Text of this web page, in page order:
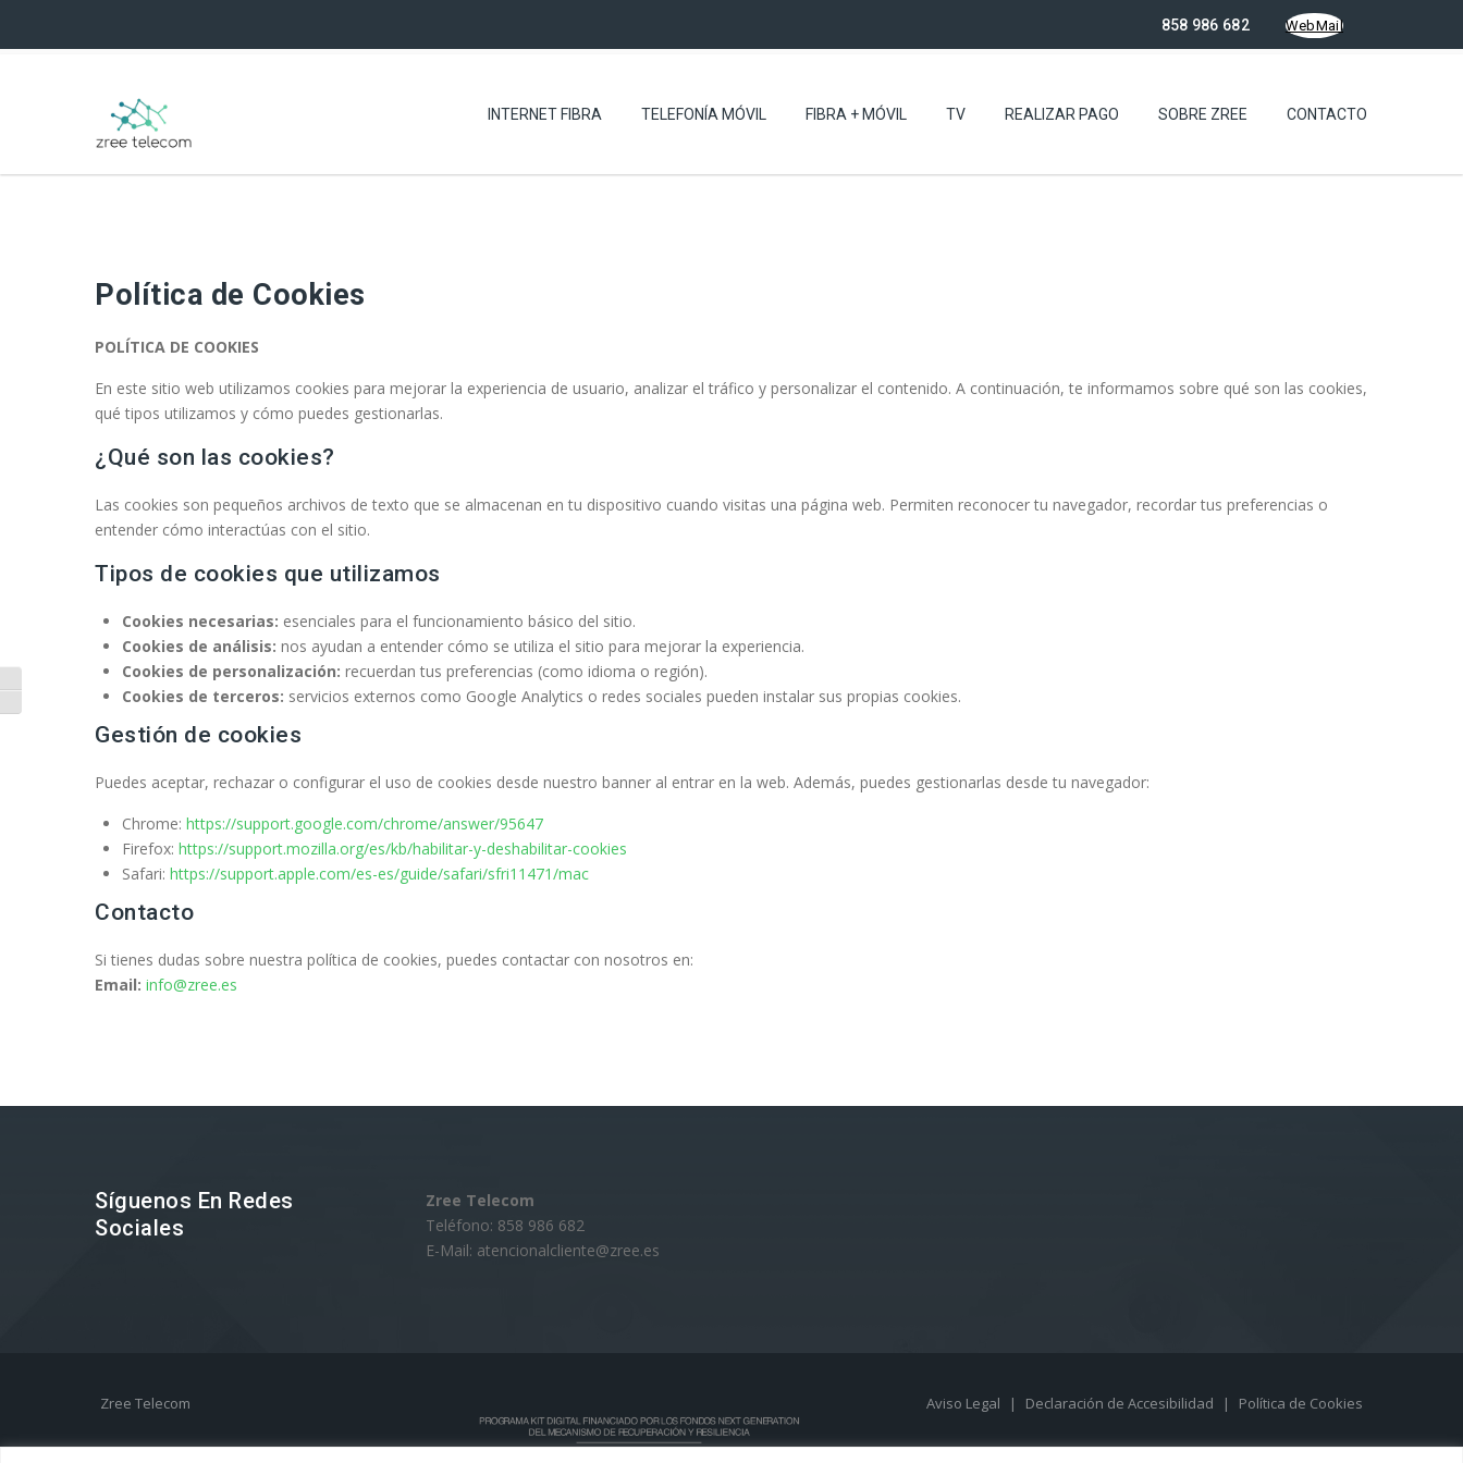
Alternar alto contraste
Alternar tamaño de letra
858 986 682 WebMail
INTERNET FIBRA TELEFONÍA MÓVIL FIBRA + MÓVIL TV REALIZAR PAGO SOBRE ZREE CONTACTO
Política de Cookies
POLÍTICA DE COOKIES
En este sitio web utilizamos cookies para mejorar la experiencia de usuario, analizar el tráfico y personalizar el contenido. A continuación, te informamos sobre qué son las cookies,
qué tipos utilizamos y cómo puedes gestionarlas.
¿Qué son las cookies?
Las cookies son pequeños archivos de texto que se almacenan en tu dispositivo cuando visitas una página web. Permiten reconocer tu navegador, recordar tus preferencias o
entender cómo interactúas con el sitio.
Tipos de cookies que utilizamos
Cookies necesarias: esenciales para el funcionamiento básico del sitio.
Cookies de análisis: nos ayudan a entender cómo se utiliza el sitio para mejorar la experiencia.
Cookies de personalización: recuerdan tus preferencias (como idioma o región).
Cookies de terceros: servicios externos como Google Analytics o redes sociales pueden instalar sus propias cookies.
Gestión de cookies
Puedes aceptar, rechazar o configurar el uso de cookies desde nuestro banner al entrar en la web. Además, puedes gestionarlas desde tu navegador:
Chrome: https://support.google.com/chrome/answer/95647
Firefox: https://support.mozilla.org/es/kb/habilitar-y-deshabilitar-cookies
Safari: https://support.apple.com/es-es/guide/safari/sfri11471/mac
Contacto
Si tienes dudas sobre nuestra política de cookies, puedes contactar con nosotros en:
Email: info@zree.es
Síguenos En Redes
Sociales
Zree Telecom
Teléfono: 858 986 682
E-Mail: atencionalcliente@zree.es
Zree Telecom Aviso Legal | Declaración de Accesibilidad | Política de Cookies